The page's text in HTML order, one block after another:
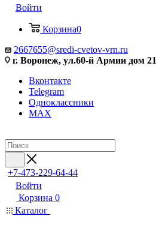
Войти
Корзина0
2667655@sredi-cvetov-vrn.ru
г. Воронеж, ул.60-й Армии дом 21
Вконтакте
Telegram
Одноклассники
MAX
+7-473-229-64-44
Войти
Корзина 0
Каталог